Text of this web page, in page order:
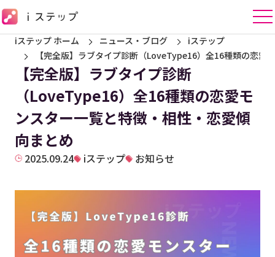
iステップ ホーム ニュース・ブログ
iステップ
【完全版】ラブタイプ診断（LoveType16）全16種類の恋愛
【完全版】ラブタイプ診断
（LoveType16）全16種類の恋愛モ
ンスター一覧と特徴・相性・恋愛傾
向まとめ
2025.09.24 iステップ お知らせ